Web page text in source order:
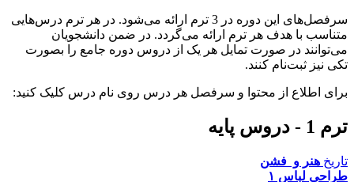
سرفصل‌های این دوره در 3 ترم ارائه می‌شود. در هر ترم درس‌هایی
متناسب با هدف هر ترم ارائه می‌گردد. در ضمن دانشجویان
می‌توانند در صورت تمایل هر یک از دروس دوره جامع را بصورت
تکی نیز ثبت‌نام کنند.
برای اطلاع از محتوا و سرفصل هر درس روی نام درس کلیک کنید:
ترم 1 - دروس پایه
تاریخ هنر و فشن
طراحی لباس ۱